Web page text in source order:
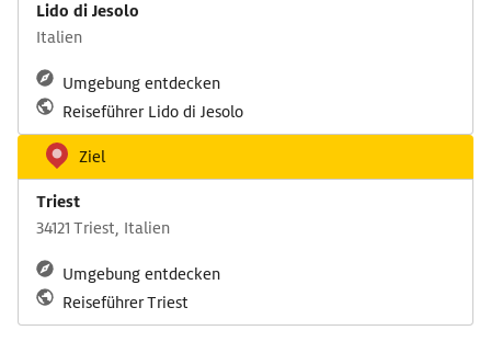
Lido di Jesolo
Italien
Umgebung entdecken
Reiseführer Lido di Jesolo
Ziel
Triest
34121 Triest, Italien
Umgebung entdecken
Reiseführer Triest